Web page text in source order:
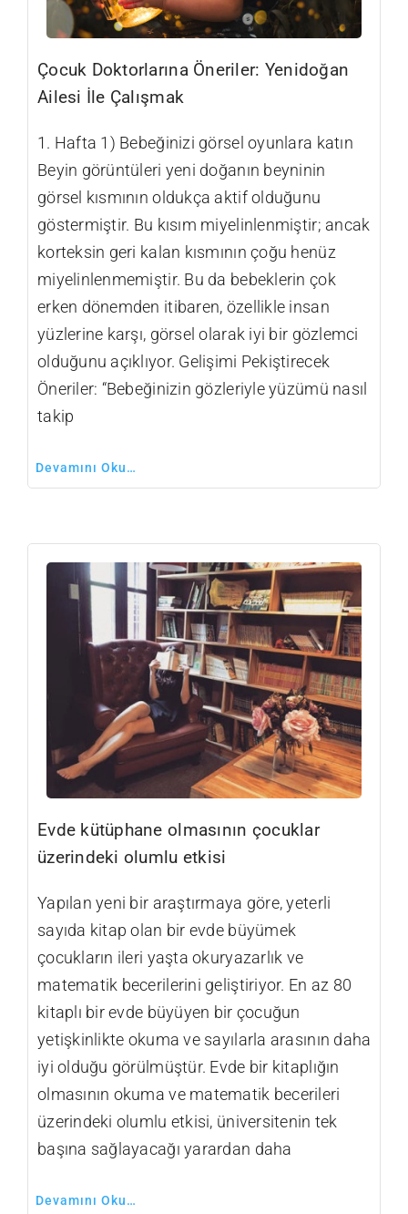
Çocuk Doktorlarına Öneriler: Yenidoğan
Ailesi İle Çalışmak
1. Hafta 1) Bebeğinizi görsel oyunlara katın
Beyin görüntüleri yeni doğanın beyninin
görsel kısmının oldukça aktif olduğunu
göstermiştir. Bu kısım miyelinlenmiştir; ancak
korteksin geri kalan kısmının çoğu henüz
miyelinlenmemiştir. Bu da bebeklerin çok
erken dönemden itibaren, özellikle insan
yüzlerine karşı, görsel olarak iyi bir gözlemci
olduğunu açıklıyor. Gelişimi Pekiştirecek
Öneriler: “Bebeğinizin gözleriyle yüzümü nasıl
takip
Devamını Oku…
Evde kütüphane olmasının çocuklar
üzerindeki olumlu etkisi
Yapılan yeni bir araştırmaya göre, yeterli
sayıda kitap olan bir evde büyümek
çocukların ileri yaşta okuryazarlık ve
matematik becerilerini geliştiriyor. En az 80
kitaplı bir evde büyüyen bir çocuğun
yetişkinlikte okuma ve sayılarla arasının daha
iyi olduğu görülmüştür. Evde bir kitaplığın
olmasının okuma ve matematik becerileri
üzerindeki olumlu etkisi, üniversitenin tek
başına sağlayacağı yarardan daha
Devamını Oku…